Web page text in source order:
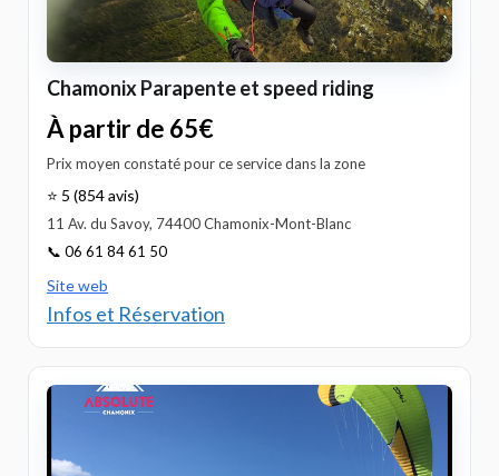
Chamonix Parapente et speed riding
À partir de 65€
Prix moyen constaté pour ce service dans la zone
⭐ 5 (854 avis)
11 Av. du Savoy, 74400 Chamonix-Mont-Blanc
📞 06 61 84 61 50
Site web
Infos et Réservation